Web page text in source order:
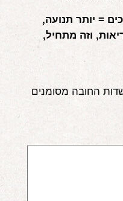
= יותר תנועה,
וזה מתחיל,
החובה מסומנים